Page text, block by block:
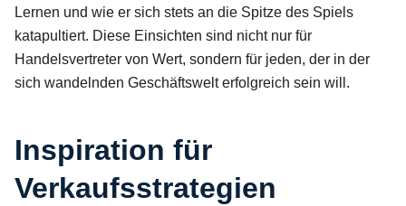
Lernen und wie er sich stets an die Spitze des Spiels
katapultiert. Diese Einsichten sind nicht nur für
Handelsvertreter von Wert, sondern für jeden, der in der
sich wandelnden Geschäftswelt erfolgreich sein will.
Inspiration für
Verkaufsstrategien